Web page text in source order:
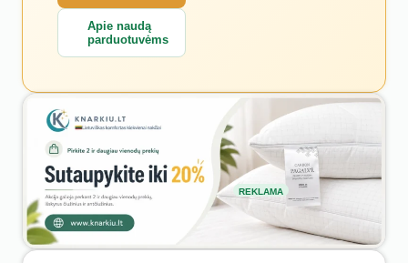
Apie naudą
parduotuvėms
REKLAMA